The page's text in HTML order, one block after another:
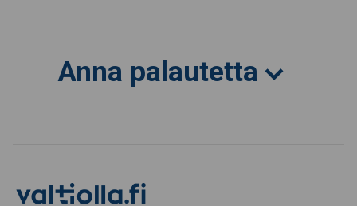
Anna palautetta